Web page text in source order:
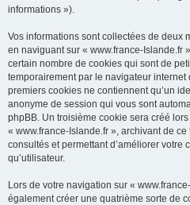
informations »).
Vos informations sont collectées de deux
en naviguant sur « www.france-Islande.fr
certain nombre de cookies qui sont de
temporairement par le navigateur internet
premiers cookies ne contiennent qu’un
anonyme de session qui vous sont
phpBB. Un troisième cookie sera créé
« www.france-Islande.fr », archivant de
consultés et permettant d’améliorer votre
qu’utilisateur.
Lors de votre navigation sur «
également créer une quatrième sorte de